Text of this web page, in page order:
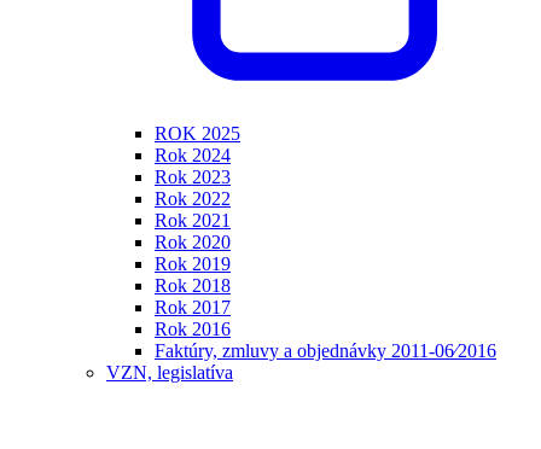
ROK 2025
Rok 2024
Rok 2023
Rok 2022
Rok 2021
Rok 2020
Rok 2019
Rok 2018
Rok 2017
Rok 2016
Faktúry, zmluvy a objednávky 2011-06⁄2016
VZN, legislatíva